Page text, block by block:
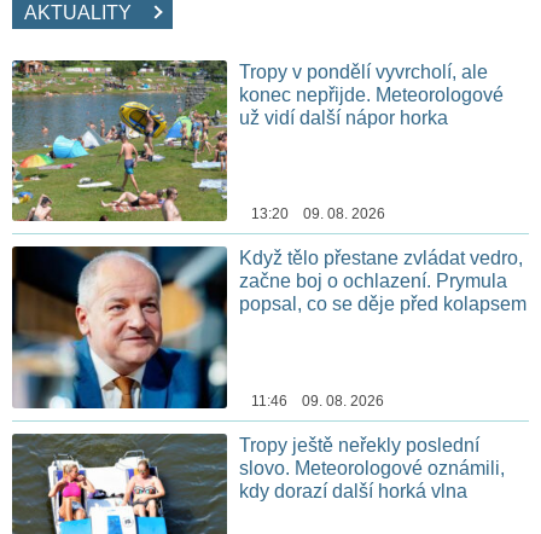
AKTUALITY
Tropy v pondělí vyvrcholí, ale
konec nepřijde. Meteorologové
už vidí další nápor horka
13:20 09. 08. 2026
Když tělo přestane zvládat vedro,
začne boj o ochlazení. Prymula
popsal, co se děje před kolapsem
11:46 09. 08. 2026
Tropy ještě neřekly poslední
slovo. Meteorologové oznámili,
kdy dorazí další horká vlna